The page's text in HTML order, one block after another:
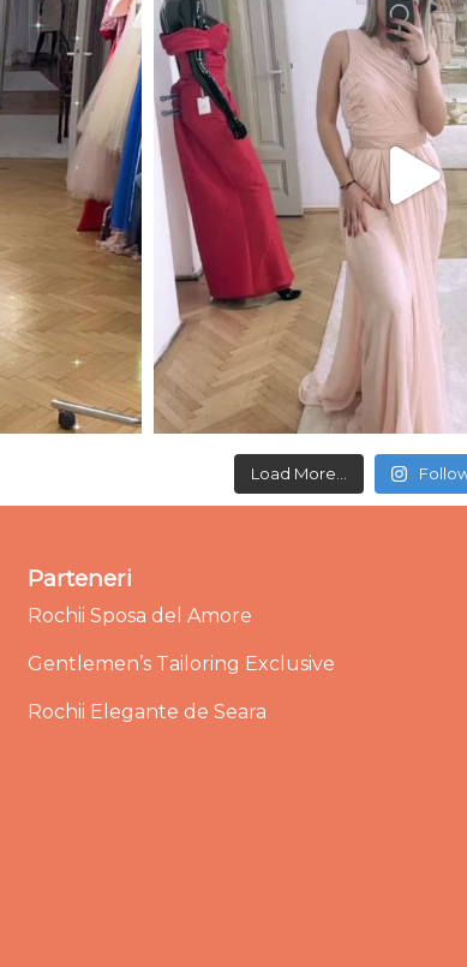
Load More...
Parteneri
Rochii Sposa del Amore
Gentlemen’s Tailoring Exclusive
Rochii Elegante de Seara